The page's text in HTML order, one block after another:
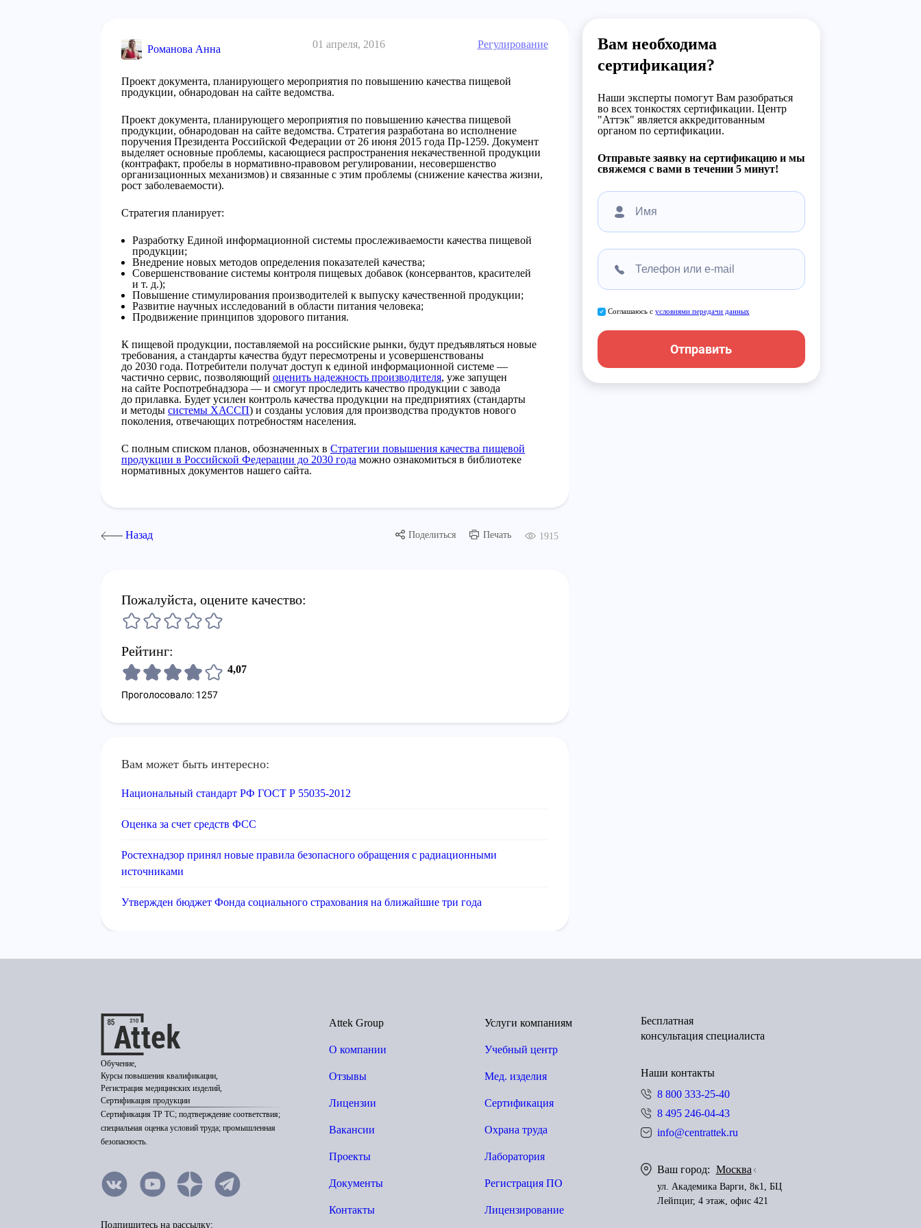
Романова Анна 01 апреля, 2016 Регулирование
Проект документа, планирующего мероприятия по повышению качества пищевой
продукции, обнародован на сайте ведомства.
Проект документа, планирующего мероприятия по повышению качества пищевой
продукции, обнародован на сайте ведомства. Стратегия разработана во исполнение
поручения Президента Российской Федерации от 26 июня 2015 года Пр-1259. Документ
выделяет основные проблемы, касающиеся распространения некачественной продукции
(контрафакт, пробелы в нормативно-правовом регулировании, несовершенство
организационных механизмов) и связанные с этим проблемы (снижение качества жизни,
рост заболеваемости).
Стратегия планирует:
Разработку Единой информационной системы прослеживаемости качества пищевой
продукции;
Внедрение новых методов определения показателей качества;
Совершенствование системы контроля пищевых добавок (консервантов, красителей
и т. д.);
Повышение стимулирования производителей к выпуску качественной продукции;
Развитие научных исследований в области питания человека;
Продвижение принципов здорового питания.
К пищевой продукции, поставляемой на российские рынки, будут предъявляться новые
требования, а стандарты качества будут пересмотрены и усовершенствованы
до 2030 года. Потребители получат доступ к единой информационной системе —
частично сервис, позволяющий оценить надежность производителя, уже запущен
на сайте Роспотребнадзора — и смогут проследить качество продукции с завода
до прилавка. Будет усилен контроль качества продукции на предприятиях (стандарты
и методы системы ХАССП) и созданы условия для производства продуктов нового
поколения, отвечающих потребностям населения.
С полным списком планов, обозначенных в Стратегии повышения качества пищевой
продукции в Российской Федерации до 2030 года можно ознакомиться в библиотеке
нормативных документов нашего сайта.
Назад Поделиться Печать 1915
Пожалуйста, оцените качество:
Рейтинг:
4,07
Проголосовало: 1257
Вам может быть интересно:
Национальный стандарт РФ ГОСТ Р 55035-2012
Оценка за счет средств ФСС
Ростехнадзор принял новые правила безопасного обращения с радиационными
источниками
Утвержден бюджет Фонда социального страхования на ближайшие три года
Вам необходима
сертификация?
Наши эксперты помогут Вам разобраться
во всех тонкостях сертификации. Центр
"Аттэк" является аккредитованным
органом по сертификации.
Отправьте заявку на сертификацию и мы
свяжемся с вами в течении 5 минут!
Соглашаюсь с условиями передачи данных
Отправить
Обучение,
Курсы повышения квалификации,
Регистрация медицинских изделий,
Сертификация продукции
Сертификация ТР ТС; подтверждение соответствия;
специальная оценка условий труда; промышленная
безопасность.
Подпишитесь на рассылку:
Attek Group
О компании
Отзывы
Лицензии
Вакансии
Проекты
Документы
Контакты
Услуги компаниям
Учебный центр
Мед. изделия
Сертификация
Охрана труда
Лаборатория
Регистрация ПО
Лицензирование
Бесплатная
консультация специалиста
Наши контакты
8 800 333-25-40
8 495 246-04-43
info@centrattek.ru
Ваш город: Москва
ул. Академика Варги, 8к1, БЦ
Лейпциг, 4 этаж, офис 421